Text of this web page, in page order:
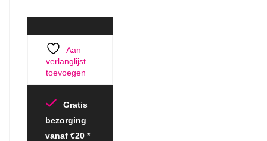
Aan
verlanglijst
toevoegen
Gratis
bezorging
vanaf €20 *